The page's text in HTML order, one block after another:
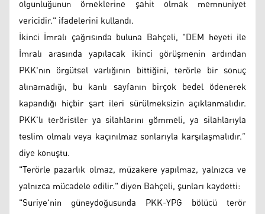
olgunluğunun örneklerine şahit olmak memnuniyet
vericidir." ifadelerini kullandı.
İkinci İmralı çağrısında buluna Bahçeli, "DEM heyeti ile
İmralı arasında yapılacak ikinci görüşmenin ardından
PKK'nın örgütsel varlığının bittiğini, terörle bir sonuç
alınamadığı, bu kanlı sayfanın birçok bedel ödenerek
kapandığı hiçbir şart ileri sürülmeksizin açıklanmalıdır.
PKK'lı teröristler ya silahlarını gömmeli, ya silahlarıyla
teslim olmalı veya kaçınılmaz sonlarıyla karşılaşmalıdır.”
diye konuştu.
"Terörle pazarlık olmaz, müzakere yapılmaz, yalnızca ve
yalnızca mücadele edilir." diyen Bahçeli, şunları kaydetti:
"Suriye'nin güneydoğusunda PKK-YPG bölücü terör